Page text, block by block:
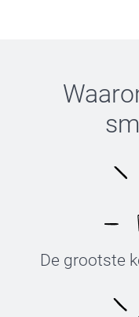
De grootste